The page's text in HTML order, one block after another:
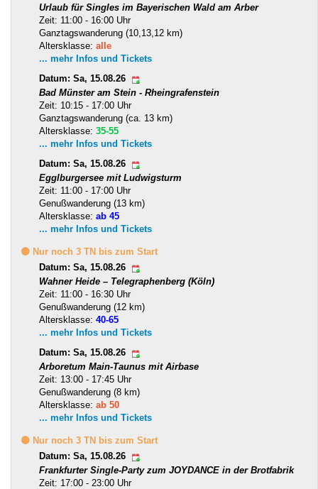
Urlaub für Singles im Bayerischen Wald am Arber
Zeit: 11:00 - 16:00 Uhr
Ganztagswanderung (10,13,12 km)
Altersklasse: alle
... mehr Infos und Tickets
Datum: Sa, 15.08.26
Bad Münster am Stein - Rheingrafenstein
Zeit: 10:15 - 17:00 Uhr
Ganztagswanderung (ca. 13 km)
Altersklasse: 35-55
... mehr Infos und Tickets
Datum: Sa, 15.08.26
Egglburgersee mit Ludwigsturm
Zeit: 11:00 - 17:00 Uhr
Genußwanderung (13 km)
Altersklasse: ab 45
... mehr Infos und Tickets
🟡 Nur noch 3 TN bis zum Start
Datum: Sa, 15.08.26
Wahner Heide – Telegraphenberg (Köln)
Zeit: 11:00 - 16:30 Uhr
Genußwanderung (12 km)
Altersklasse: 40-65
... mehr Infos und Tickets
Datum: Sa, 15.08.26
Arboretum Main-Taunus mit Airbase
Zeit: 13:00 - 17:45 Uhr
Genußwanderung (8 km)
Altersklasse: ab 50
... mehr Infos und Tickets
🟡 Nur noch 3 TN bis zum Start
Datum: Sa, 15.08.26
Frankfurter Single-Party zum JOYDANCE in der Brotfabrik
Zeit: 17:00 - 23:00 Uhr